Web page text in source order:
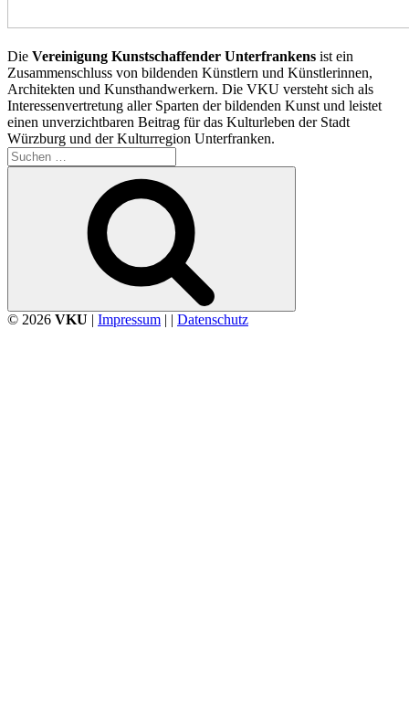
Die Vereinigung Kunstschaffender Unterfrankens ist ein
Zusammenschluss von bildenden Künstlern und Künstlerinnen,
Architekten und Kunsthandwerkern. Die VKU versteht sich als
Interessenvertretung aller Sparten der bildenden Kunst und leistet
einen unverzichtbaren Beitrag für das Kulturleben der Stadt
Würzburg und der Kulturregion Unterfranken.
Suchen
nach:
© 2026 VKU | Impressum | | Datenschutz